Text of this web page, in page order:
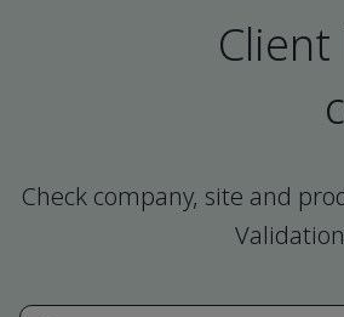
Check company, site and